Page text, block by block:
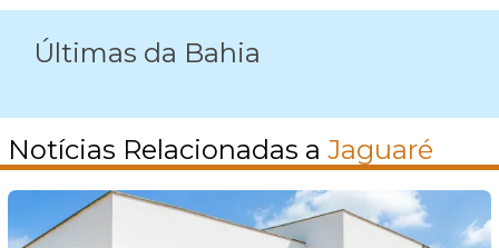
Últimas da Bahia
Notícias Relacionadas a Jaguaré